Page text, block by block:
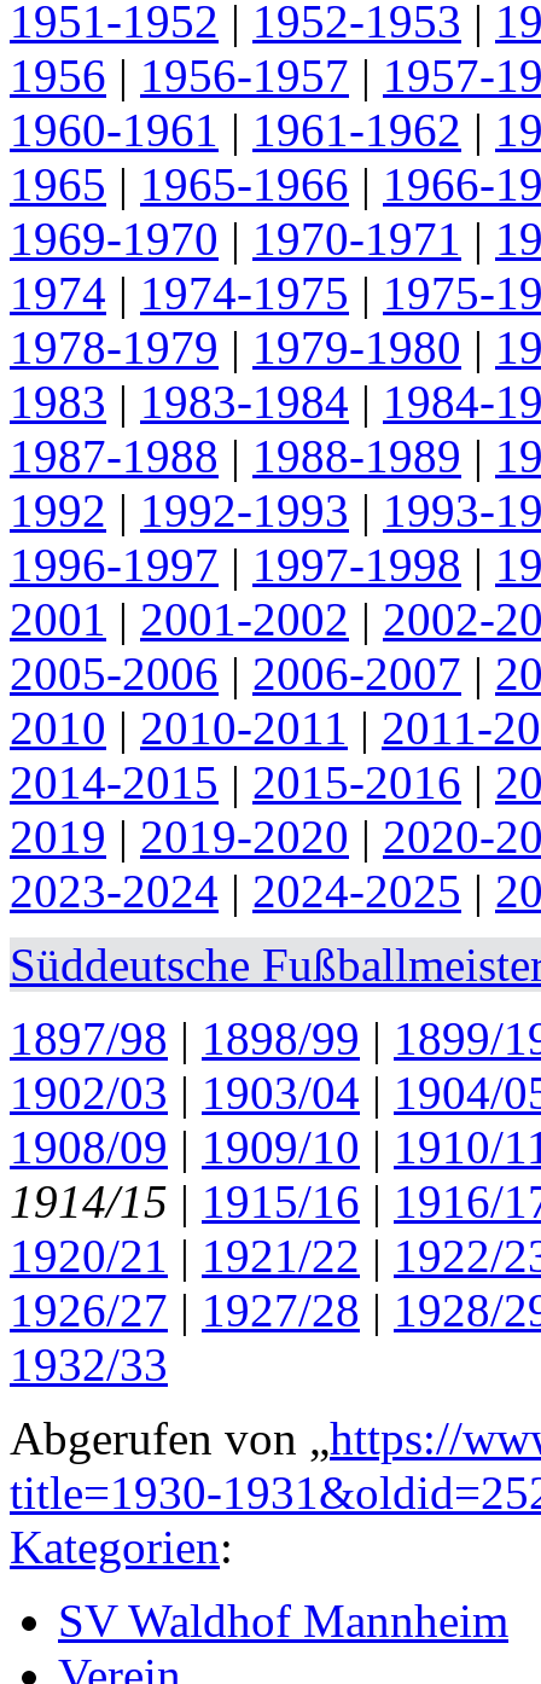
1951-1952 | 1952-1953 |
1956 | 1956-1957 | 1957-
1960-1961 | 1961-1962 |
1965 | 1965-1966 | 1966-
1969-1970 | 1970-1971 |
1974 | 1974-1975 | 1975-
1978-1979 | 1979-1980 |
1983 | 1983-1984 | 1984-
1987-1988 | 1988-1989 |
1992 | 1992-1993 | 1993-
1996-1997 | 1997-1998 |
2001 | 2001-2002 | 2002-
2005-2006 | 2006-2007 |
2010 | 2010-2011 | 2011-
2014-2015 | 2015-2016 |
2019 | 2019-2020 | 2020-
2023-2024 | 2024-2025 |
Süddeutsche
1897/98 | 1898/99 | 1899/
1902/03 | 1903/04 | 1904/
1908/09 | 1909/10 | 1910/
1914/15 | 1915/16 | 1916/
1920/21 | 1921/22 | 1922/
1926/27 | 1927/28 | 1928/
1932/33
Abgerufen von „https://
title=1930-
Kategorien:
SV Waldhof Mannheim